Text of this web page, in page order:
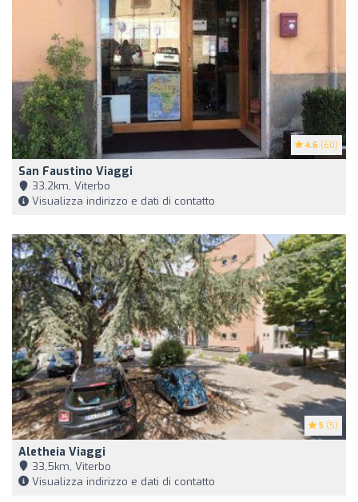
4.6 (60)
San Faustino Viaggi
33,2km, Viterbo
Visualizza indirizzo e dati di contatto
5 (5)
Aletheia Viaggi
33,5km, Viterbo
Visualizza indirizzo e dati di contatto